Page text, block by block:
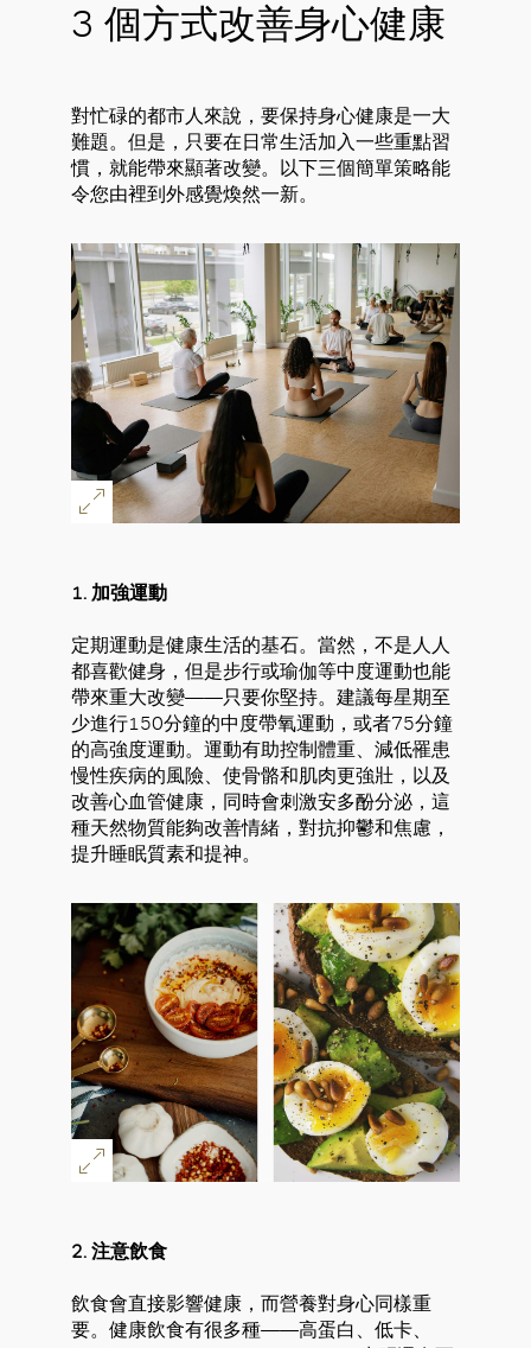
3 個方式改善身心健康
對忙碌的都市人來說，要保持身心健康是一大
難題。但是，只要在日常生活加入一些重點習
慣，就能帶來顯著改變。以下三個簡單策略能
令您由裡到外感覺煥然一新。
1. 加強運動
定期運動是健康生活的基石。當然，不是人人
都喜歡健身，但是步行或瑜伽等中度運動也能
帶來重大改變——只要你堅持。建議每星期至
少進行150分鐘的中度帶氧運動，或者75分鐘
的高強度運動。運動有助控制體重、減低罹患
慢性疾病的風險、使骨骼和肌肉更強壯，以及
改善心血管健康，同時會刺激安多酚分泌，這
種天然物質能夠改善情緒，對抗抑鬱和焦慮，
提升睡眠質素和提神。
2. 注意飲食
飲食會直接影響健康，而營養對身心同樣重
要。健康飲食有很多種——高蛋白、低卡、
好